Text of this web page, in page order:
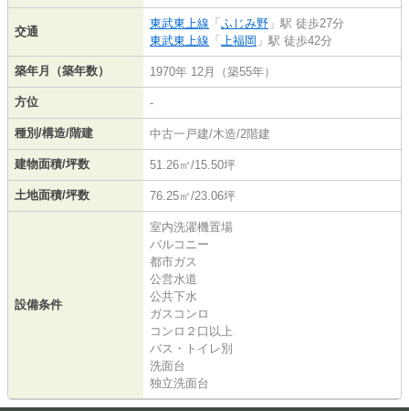
交通
東武東上線 「 ふじみ野 」駅 徒歩27分
東武東上線 「 上福岡 」駅 徒歩42分
築年月（築年数） 1970年 12月（築55年）
方位 -
種別/構造/階建 中古一戸建/木造/2階建
建物面積/坪数 51.26㎡/15.50坪
土地面積/坪数 76.25㎡/23.06坪
設備条件
室内洗濯機置場
バルコニー
都市ガス
公営水道
公共下水
ガスコンロ
コンロ２口以上
バス・トイレ別
洗面台
独立洗面台